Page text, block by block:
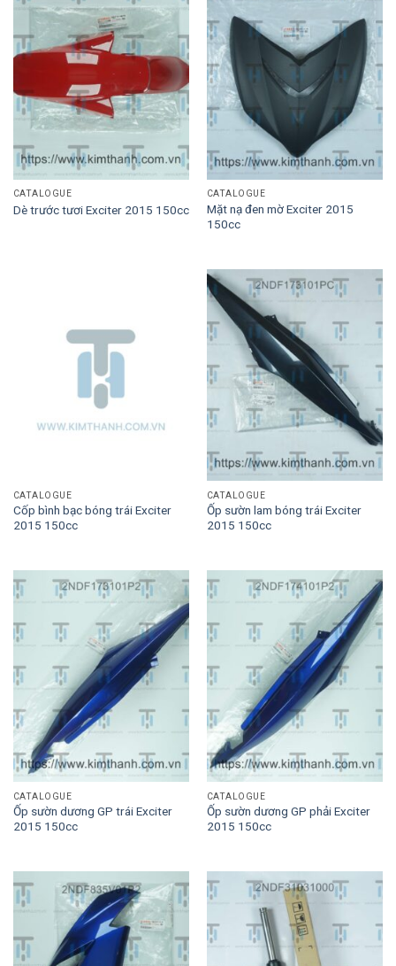
CATALOGUE
Dè trước tươi Exciter 2015 150cc
CATALOGUE
Mặt nạ đen mờ Exciter 2015
150cc
CATALOGUE
Cốp bình bạc bóng trái Exciter
2015 150cc
CATALOGUE
Ốp sườn lam bóng trái Exciter
2015 150cc
CATALOGUE
Ốp sườn dương GP trái Exciter
2015 150cc
CATALOGUE
Ốp sườn dương GP phải Exciter
2015 150cc